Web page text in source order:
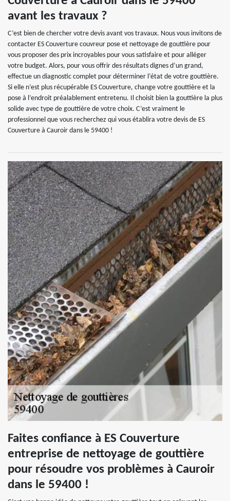
avant les travaux ?
C’est bien de chercher votre devis avant vos travaux. Nous vous invitons de
contacter ES Couverture couvreur pose et nettoyage de gouttière pour
vous proposer des prix incroyables pour vous satisfaire et pour alléger
votre budget. Alors, pour vous offrir des résultats dignes d’un grand,
effectue un diagnostic complet pour déterminer l’état de votre gouttière.
Si elle n’est plus récupérable ES Couverture, change votre gouttière et la
pose à l’endroit préalablement entretenu. Il choisit bien la gouttière la plus
solide avec type de gouttière de votre choix. C’est vraiment le
professionnel que vous recherchez qui vous établira votre devis de ES
Couverture à Cauroir dans le 59400 !
Faites confiance à ES Couverture
entreprise de nettoyage de gouttière
pour résoudre vos problèmes à Cauroir
dans le 59400 !